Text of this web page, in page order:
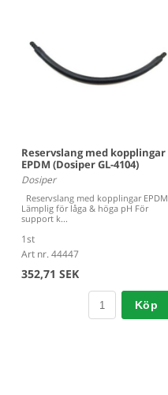
Reservslang med kopplingar
EPDM (Dosiper GL-4104)
Dosiper
Reservslang med kopplingar EPDM
Lämplig för låga & höga pH För
support k...
1st
Art nr. 44447
352,71 SEK
Köp